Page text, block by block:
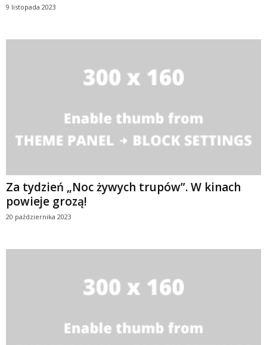
9 listopada 2023
Za tydzień „Noc żywych trupów”. W kinach
powieje grozą!
20 października 2023